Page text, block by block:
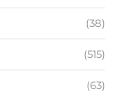
(38)
(515)
(63)